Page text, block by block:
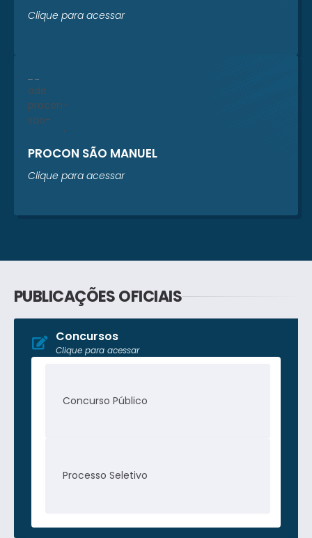
Clique para acessar
PROCON SÃO MANUEL
Clique para acessar
PUBLICAÇÕES OFICIAIS
Concursos
Clique para acessar
Concurso Público
Processo Seletivo